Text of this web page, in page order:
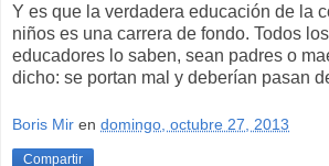
Y es que la verdadera educación de la
niños es una carrera de fondo. Todos
educadores lo saben, sean padres o
dicho: se portan mal y deberían pasan
Boris Mir en domingo, octubre 27, 2013
Compartir